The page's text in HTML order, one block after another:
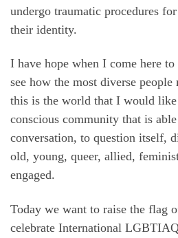
undergo traumatic procedures
their identity.
I have hope when I come here
see how the most diverse
this is the world that I would like
conscious community that is
conversation, to question itself,
old, young, queer, allied,
engaged.
Today we want to raise the flag
celebrate International